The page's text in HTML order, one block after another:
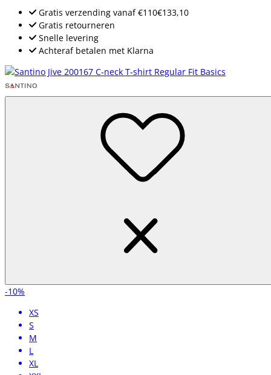
Gratis verzending vanaf€110€133,10
Gratis retourneren
Snelle levering
Achteraf betalen met Klarna
-10%
XS
S
M
L
XL